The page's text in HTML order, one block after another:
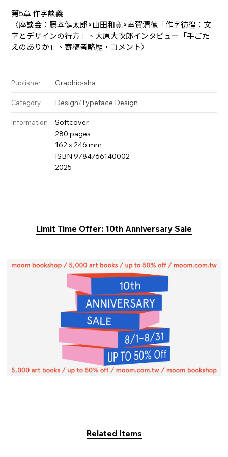
第5章 作字談義
〈座談会：藤本健太郎×山田和寛×室賀清徳「作字彷徨：文
字とデザインの行方」、大原大次郎インタビュー「手ごた
えのありか」、寄稿者略歴・コメント〉
Publisher Graphic-sha
Category Design/Typeface Design
Information
Softcover
280 pages
162 x 246 mm
ISBN 9784766140002
2025
Limit Time Offer: 10th Anniversary Sale
Related Items